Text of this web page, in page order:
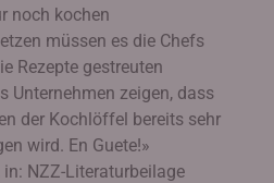
noch kochen
müssen es die Chefs
Rezepte gestreuten
Unternehmen zeigen, dass
der Kochlöffel bereits sehr
wird. En Guete!»
NZZ-Literaturbeilage